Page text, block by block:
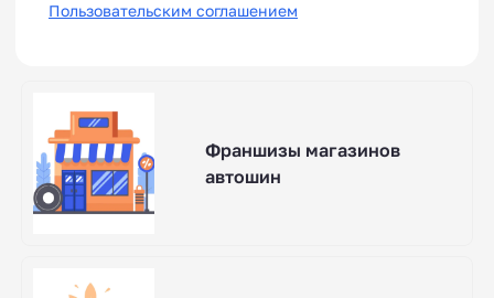
Пользовательским соглашением
Франшизы магазинов
автошин